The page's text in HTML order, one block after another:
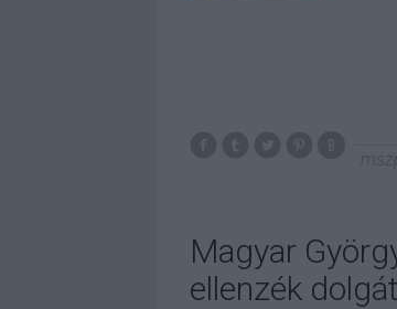
mszp
Magyar
ellenzék dolgát